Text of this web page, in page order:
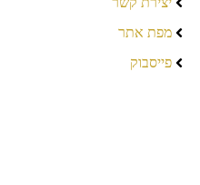
מפת אתר
פייסבוק